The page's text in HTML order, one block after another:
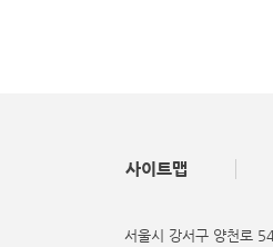
사이트맵
서울시 강서구 양천로